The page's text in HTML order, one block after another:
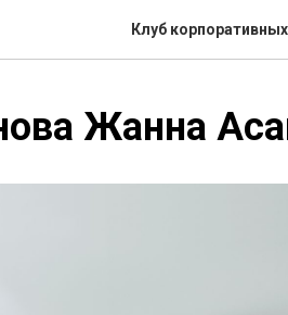
Клуб
Жанна